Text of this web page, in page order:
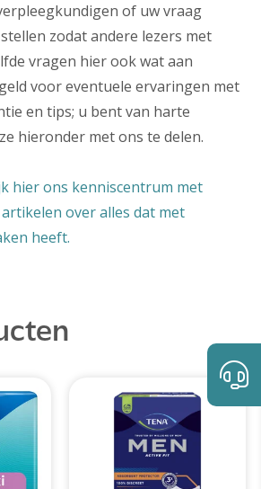
of uw vraag
zodat andere lezers met
vragen hier ook wat aan
voor eventuele ervaringen met
en tips; u bent van harte
hieronder met ons te delen.
hier ons kenniscentrum met
over alles dat met
heeft.